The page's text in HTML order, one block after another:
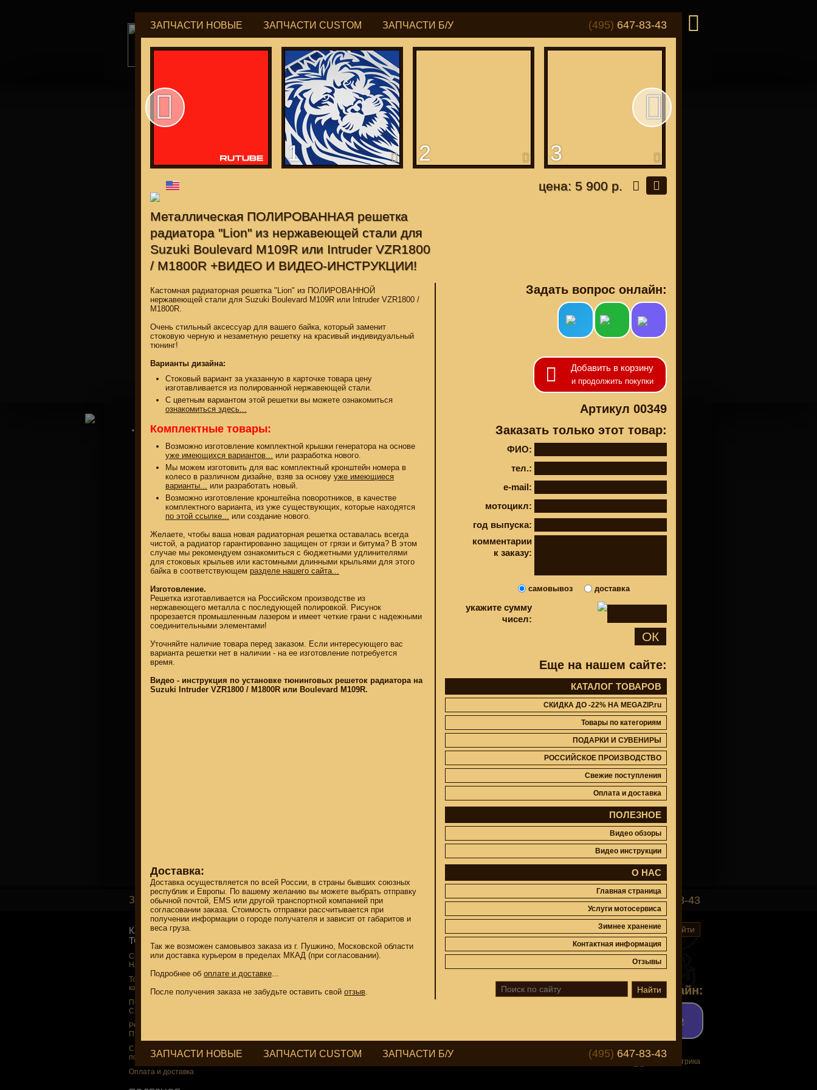
ЗАПЧАСТИ НОВЫЕ ЗАПЧАСТИ CUSTOM ЗАПЧАСТИ Б/У (495) 647-83-43
1 2 3
Металлическая ПОЛИРОВАННАЯ решетка
радиатора "Lion" из нержавеющей стали для
Suzuki Boulevard M109R или Intruder VZR1800
/ M1800R +ВИДЕО И ВИДЕО-ИНСТРУКЦИИ!
цена: 5 900 р.
Кастомная радиаторная решетка "Lion" из ПОЛИРОВАННОЙ
нержавеющей стали для Suzuki Boulevard M109R или Intruder VZR1800 /
M1800R.
Очень стильный аксессуар для вашего байка, который заменит
стоковую черную и незаметную решетку на красивый индивидуальный
тюнинг!
Варианты дизайна:
Стоковый вариант за указанную в карточке товара цену
изготавливается из полированной нержавеющей стали.
С цветным вариантом этой решетки вы можете ознакомиться
ознакомиться здесь...
Комплектные товары:
Возможно изготовление комплектной крышки генератора на основе
уже имеющихся вариантов... или разработка нового.
Мы можем изготовить для вас комплектный кронштейн номера в
колесо в различном дизайне, взяв за основу уже имеющиеся
варианты... или разработать новый.
Возможно изготовление кронштейна поворотников, в качестве
комплектного варианта, из уже существующих, которые находятся
по этой ссылке... или создание нового.
Желаете, чтобы ваша новая радиаторная решетка оставалась всегда
чистой, а радиатор гарантированно защищен от грязи и битума? В этом
случае мы рекомендуем ознакомиться с бюджетными удлинителями
для стоковых крыльев или кастомными длинными крыльями для этого
байка в соответствующем разделе нашего сайта...
Изготовление.
Решетка изготавливается на Российском производстве из
нержавеющего металла с последующей полировкой. Рисунок
прорезается промышленным лазером и имеет четкие грани с надежными
соединительными элементами!
Уточняйте наличие товара перед заказом. Если интересующего вас
варианта решетки нет в наличии - на ее изготовление потребуется
время.
Видео - инструкция по установке тюнинговых решеток радиатора на
Suzuki Intruder VZR1800 / M1800R или Boulevard M109R.
Доставка:
Доставка осуществляется по всей России, в страны бывших союзных
республик и Европы. По вашему желанию вы можете выбрать отправку
обычной почтой, EMS или другой транспортной компанией при
согласовании заказа. Стоимость отправки рассчитывается при
получении информации о городе получателя и зависит от габаритов и
веса груза.
Так же возможен самовывоз заказа из г. Пушкино, Московской области
или доставка курьером в пределах МКАД (при согласовании).
Подробнее об оплате и доставке...
После получения заказа не забудьте оставить свой отзыв.
Задать вопрос онлайн:
Добавить в корзину
и продолжить покупки
Артикул 00349
Заказать только этот товар:
ФИО:
тел.:
e-mail:
мотоцикл:
год выпуска:
комментарии
к заказу:
самовывоз доставка
укажите сумму
чисел:
ОК
Еще на нашем сайте:
КАТАЛОГ ТОВАРОВ
СКИДКА ДО -22% НА MEGAZIP.ru
Товары по категориям
ПОДАРКИ И СУВЕНИРЫ
РОССИЙСКОЕ ПРОИЗВОДСТВО
Свежие поступления
Оплата и доставка
ПОЛЕЗНОЕ
Видео обзоры
Видео инструкции
О НАС
Главная страница
Услуги мотосервиса
Зимнее хранение
Контактная информация
Отзывы
Найти
ЗАПЧАСТИ НОВЫЕ ЗАПЧАСТИ CUSTOM ЗАПЧАСТИ Б/У (495) 647-83-43
РУБ USD
tuning for
М109R / VZR1800
для "Японцев"
Контакты
КАТАЛОГ МОТОЗАПЧАСТЕЙ И ТЮНИНГА
ЗАПЧАСТИ НОВЫЕ ЗАПЧАСТИ CUSTOM ЗАПЧАСТИ Б/У (495)647-83-43
КАТАЛОГ
ТОВАРОВ
СКИДКА ДО -22%
НА MEGAZIP.ru
Товары по
категориям
ПОДАРКИ И
СУВЕНИРЫ
РОССИЙСКОЕ
ПРОИЗВОДСТВО
Свежие
поступления
Оплата и доставка
СКИДКА ДО -22%
НА MEGAZIP.ru
C109R / VLR1800
M50 / VZ800
C50 / VL800
СКИДКА ДО -22%
НА MEGAZIP.ru
M90 / VZ1500
C50 / VL800
Найти
Задать вопрос онлайн: